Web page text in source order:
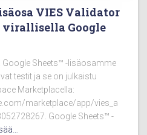
VIES Validator
Google
Google Sheets™ -lisäosamme
testit ja se on julkaistu
Marketplacella:
marketplace/app/vies_a
Google Sheets™ -